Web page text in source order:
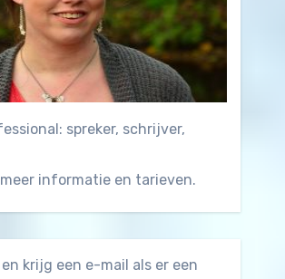
spreker, schrijver,
informatie en tarieven.
krijg een e-mail als er een